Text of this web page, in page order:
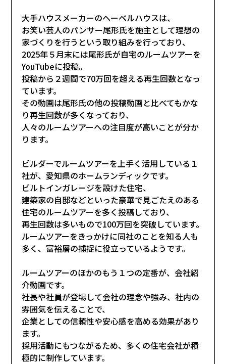
大手ハウスメーカーのヘーベルハウスは、
お笑い芸人のパンサー尾形氏を施主として理想の
家づくりを行うという取り組みを行っており、
2025年５月末には尾形氏が自宅のルームツアーを
YouTubeに投稿。
投稿から２週間で70万回を超える再生回数となっ
ています。
その動画は尾形氏の他の投稿動画と比べてもかな
り再生回数が多くなっており、
人々のルームツアーへの注目度が高いことが分か
ります。
ビルダーでルームツアーを上手く活用している１
社が、愛知県のホームランディックです。
ビルトインガレージを設けた住宅、
建築家の自邸などといった豪華で見ごたえのある
住宅のルームツアーを多く投稿しており、
再生回数は多いもので100万回を突破しています。
ルームツアーをきっかけに同社のことを知る人も
多く、富裕層の捕捉に役立っているようです。
ルームツアーのほかのもう１つの定番が、会社紹
介動画です。
社長や社員が登場して会社の理念や強み、社内の
雰囲気を伝えることで、
企業としての信頼性や安心感を高める効果があり
ます。
採用活動にもつながるため、多くの住宅会社が積
極的に制作しています。